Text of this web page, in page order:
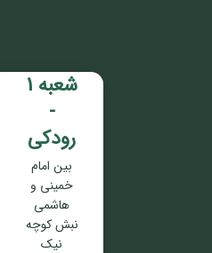
شعبه 1
-
رودکی
بین امام
خمینی و
هاشمی
نبش کوچه
نیک